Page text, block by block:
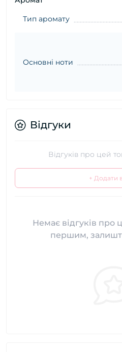
Тип аромату
Основні ноти
Відгуки
Відгуків про цей
+ Додати
Немає відгуків про
першим,